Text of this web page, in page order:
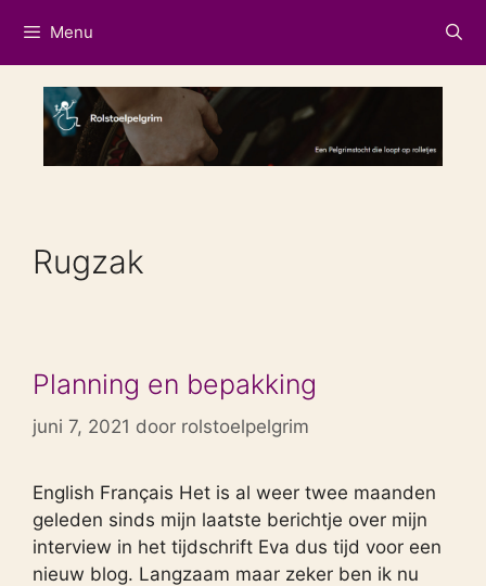
naar
de
inhoud
Menu
Rugzak
Planning en bepakking
juni 7, 2021 door rolstoelpelgrim
English Français Het is al weer twee maanden
geleden sinds mijn laatste berichtje over mijn
interview in het tijdschrift Eva dus tijd voor een
nieuw blog. Langzaam maar zeker ben ik nu